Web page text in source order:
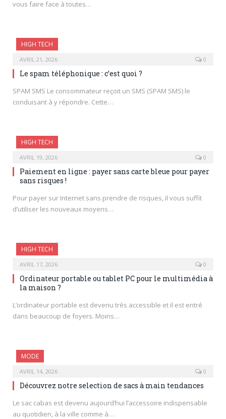
vous faire face à toutes…
HIGH TECH
AVRIL 21, 2026 0
Le spam téléphonique : c’est quoi ?
SPAM SMS Le consommateur reçoit un SMS (SPAM SMS) le
conduisant à y répondre. Cette…
HIGH TECH
AVRIL 19, 2026 0
Paiement en ligne : payer sans carte bleue pour payer
sans risques !
Pour payer sur Internet sans prendre de risques, il vous suffit
d’utiliser les nouveaux moyens…
HIGH TECH
AVRIL 17, 2026 0
Ordinateur portable ou tablet PC pour le multimédia à
la maison ?
L’ordinateur portable est devenu très accessible et il est entré
dans beaucoup de foyers. Moins…
MODE
AVRIL 14, 2026 0
Découvrez notre selection de sacs à main tendances
Le sac cabas est devenu aujourd’hui l’accessoire indispensable
au quotidien, à la ville comme à…